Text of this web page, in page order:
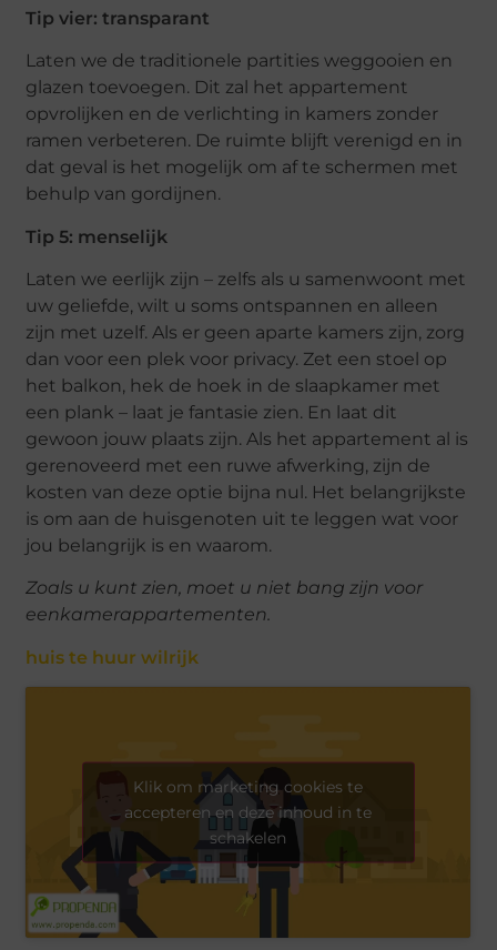
Tip vier: transparant
Laten we de traditionele partities weggooien en
glazen toevoegen. Dit zal het appartement
opvrolijken en de verlichting in kamers zonder
ramen verbeteren. De ruimte blijft verenigd en in
dat geval is het mogelijk om af te schermen met
behulp van gordijnen.
Tip 5: menselijk
Laten we eerlijk zijn – zelfs als u samenwoont met
uw geliefde, wilt u soms ontspannen en alleen
zijn met uzelf. Als er geen aparte kamers zijn, zorg
dan voor een plek voor privacy. Zet een stoel op
het balkon, hek de hoek in de slaapkamer met
een plank – laat je fantasie zien. En laat dit
gewoon jouw plaats zijn. Als het appartement al is
gerenoveerd met een ruwe afwerking, zijn de
kosten van deze optie bijna nul. Het belangrijkste
is om aan de huisgenoten uit te leggen wat voor
jou belangrijk is en waarom.
Zoals u kunt zien, moet u niet bang zijn voor
eenkamerappartementen.
huis te huur wilrijk
Klik om marketing cookies te
accepteren en deze inhoud in te
schakelen